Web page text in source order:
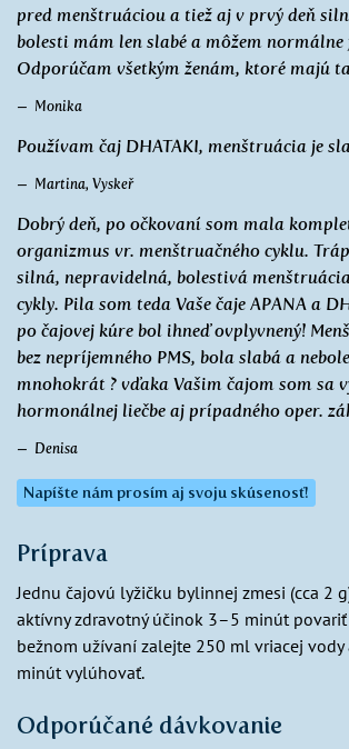
pred menštruáciou a tiež aj v prvý deň
bolesti mám len slabé a môžem normálne
Odporúčam všetkým ženám, ktoré majú
Monika
Používam čaj DHATAKI, menštruácia je
Martina, Vyskeř
Dobrý deň, po očkovaní som mala
organizmus vr. menštruačného cyklu.
silná, nepravidelná, bolestivá
cykly. Pila som teda Vaše čaje APANA a
po čajovej kúre bol ihneď ovplyvnený!
bez nepríjemného PMS, bola slabá a
mnohokrát ? vďaka Vašim čajom som sa
hormonálnej liečbe aj prípadného oper.
Denisa
Napíšte nám prosím aj svoju skúsenosť!
Príprava
Jednu čajovú lyžičku bylinnej zmesi (cca 2
aktívny zdravotný účinok 3–5 minút
bežnom užívaní zalejte 250 ml vriacej vody
minút vylúhovať.
Odporúčané dávkovanie